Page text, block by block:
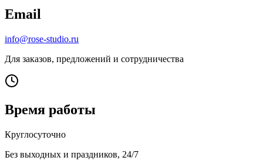
Email
info@rose-studio.ru
Для заказов, предложений и сотрудничества
Время работы
Круглосуточно
Без выходных и праздников, 24/7